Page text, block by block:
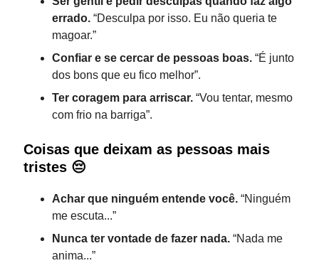
errado. “Desculpa por isso. Eu não queria te
magoar.”
Confiar e se cercar de pessoas boas. “É junto
dos bons que eu fico melhor”.
Ter coragem para arriscar. “Vou tentar, mesmo
com frio na barriga”.
Coisas que deixam as pessoas mais
tristes 😔
Achar que ninguém entende você. “Ninguém
me escuta...”
Nunca ter vontade de fazer nada. “Nada me
anima...”